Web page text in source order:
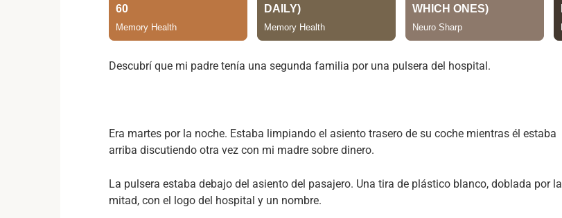
Descubrí que mi padre tenía una segunda familia por una pulsera del hospital.
Era martes por la noche. Estaba limpiando el asiento trasero de su coche mientras él estaba
arriba discutiendo otra vez con mi madre sobre dinero.
La pulsera estaba debajo del asiento del pasajero. Una tira de plástico blanco, doblada por la
mitad, con el logo del hospital y un nombre.